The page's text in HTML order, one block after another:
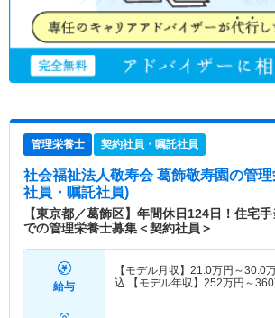
管理栄養士 契約社員・嘱託社員
社会福祉法人敬寿会 葛飾敬寿園の管
社員・嘱託社員)
【東京都／葛飾区】年間休日124日！住宅
での管理栄養士募集＜契約社員＞
給与
【モデル月収】 21.0万円～30.0
込 【モデル年収】 252万円～360